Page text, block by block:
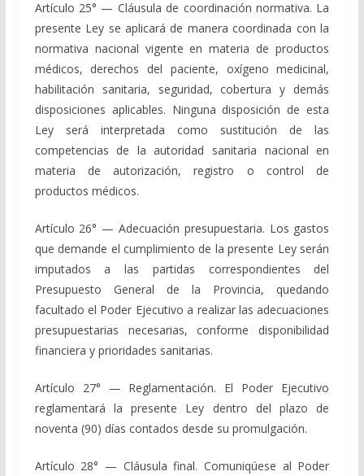
Artículo 25° — Cláusula de coordinación normativa. La
presente Ley se aplicará de manera coordinada con la
normativa nacional vigente en materia de productos
médicos, derechos del paciente, oxígeno medicinal,
habilitación sanitaria, seguridad, cobertura y demás
disposiciones aplicables. Ninguna disposición de esta
Ley será interpretada como sustitución de las
competencias de la autoridad sanitaria nacional en
materia de autorización, registro o control de
productos médicos.
Artículo 26° — Adecuación presupuestaria. Los gastos
que demande el cumplimiento de la presente Ley serán
imputados a las partidas correspondientes del
Presupuesto General de la Provincia, quedando
facultado el Poder Ejecutivo a realizar las adecuaciones
presupuestarias necesarias, conforme disponibilidad
financiera y prioridades sanitarias.
Artículo 27° — Reglamentación. El Poder Ejecutivo
reglamentará la presente Ley dentro del plazo de
noventa (90) días contados desde su promulgación.
Artículo 28° — Cláusula final. Comuniqúese al Poder